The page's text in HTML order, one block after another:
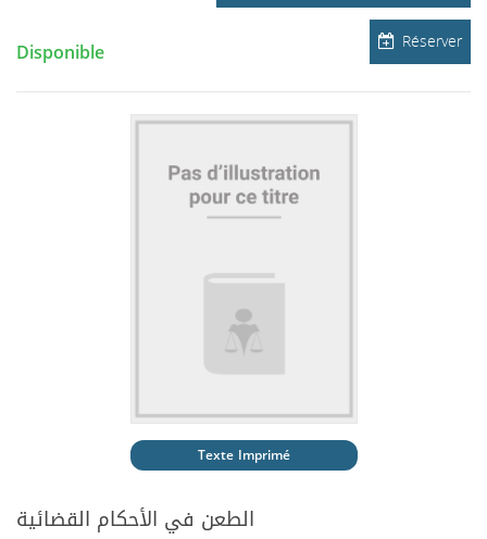
Réserver
Disponible
Texte Imprimé
الطعن في الأحكام القضائية